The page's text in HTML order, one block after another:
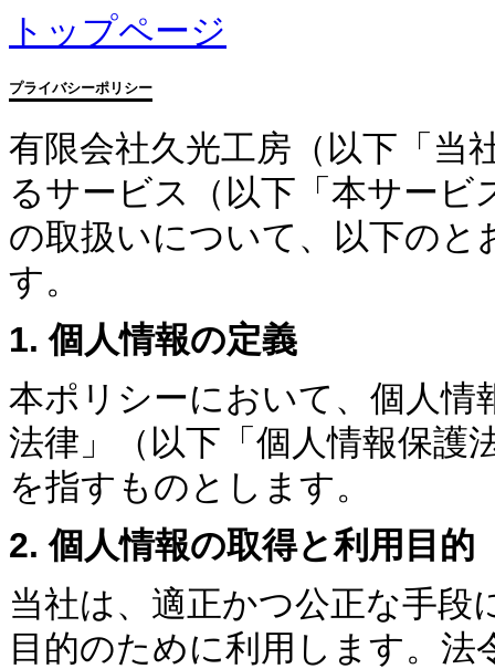
トップページ
プライバシーポリシー
有限会社久光工房（以下「当
るサービス（以下「本サー
の取扱いについて、以下の
す。
1. 個人情報の定義
本ポリシーにおいて、個人情
法律」（以下「個人情報保護
を指すものとします。
2. 個人情報の取得と利用目的
当社は、適正かつ公正な手段
目的のために利用します。